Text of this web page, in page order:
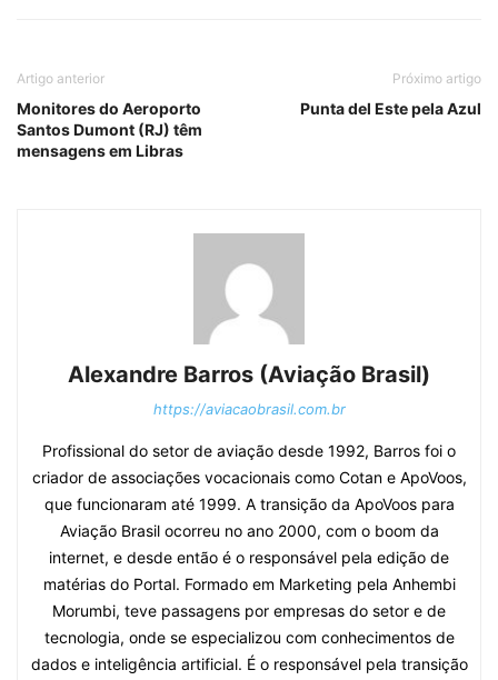
Artigo anterior
Monitores do Aeroporto
Santos Dumont (RJ) têm
mensagens em Libras
Próximo artigo
Punta del Este pela Azul
Alexandre Barros (Aviação Brasil)
https://aviacaobrasil.com.br
Profissional do setor de aviação desde 1992, Barros foi o
criador de associações vocacionais como Cotan e ApoVoos,
que funcionaram até 1999. A transição da ApoVoos para
Aviação Brasil ocorreu no ano 2000, com o boom da
internet, e desde então é o responsável pela edição de
matérias do Portal. Formado em Marketing pela Anhembi
Morumbi, teve passagens por empresas do setor e de
tecnologia, onde se especializou com conhecimentos de
dados e inteligência artificial. É o responsável pela transição